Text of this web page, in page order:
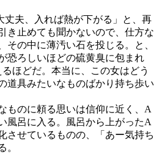
夫、入れば熱が下がる」と、再
き止めても聞かないので、仕方な
その中に薄汚い石を投じる。と、
恐ろしいほどの硫黄臭に包まれ
ほどだ。本当に、この女はどう
道具みたいなものばかり持ち歩い
ものに頼る思いは信仰に近く、A
風呂に入る。風呂から上がったA
させているものの、「あー気持ち
。